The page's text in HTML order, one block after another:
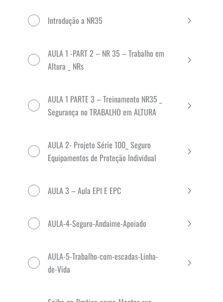
Introdução a NR35
AULA 1 -PART 2 – NR 35 – Trabalho em
Altura _ NRs
AULA 1 PARTE 3 – Treinamento NR35 _
Segurança no TRABALHO em ALTURA
AULA 2- Projeto Série 100_ Seguro
Equipamentos de Proteção Individual
AULA 3 – Aula EPI E EPC
AULA-4-Seguro-Andaime-Apoiado
AULA-5-Trabalho-com-escadas-Linha-
de-Vida